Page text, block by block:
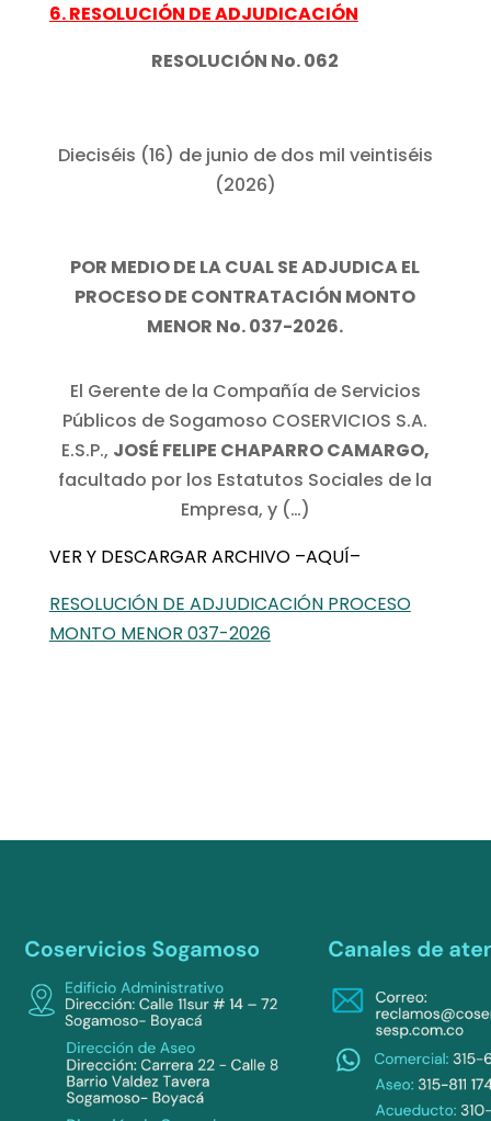
6. RESOLUCIÓN DE ADJUDICACIÓN
RESOLUCIÓN No. 062
Dieciséis (16) de junio de dos mil veintiséis
(2026)
POR MEDIO DE LA CUAL SE ADJUDICA EL
PROCESO DE CONTRATACIÓN MONTO
MENOR No. 037-2026.
El Gerente de la Compañía de Servicios
Públicos de Sogamoso COSERVICIOS S.A.
E.S.P., JOSÉ FELIPE CHAPARRO CAMARGO,
facultado por los Estatutos Sociales de la
Empresa, y (…)
VER Y DESCARGAR ARCHIVO –AQUÍ–
RESOLUCIÓN DE ADJUDICACIÓN PROCESO
MONTO MENOR 037-2026